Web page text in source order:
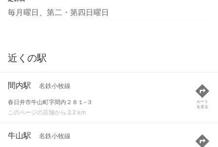
毎月曜日、第二・第四日曜日
近くの駅
間内駅 名鉄小牧線
春日井市牛山町字間内２８１-３
このページの店舗から 2.2 km
ルート
を見る
牛山駅 名鉄小牧線